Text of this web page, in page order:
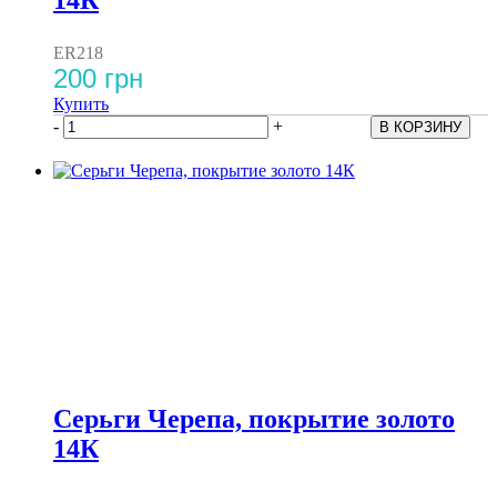
ER218
200 грн
Купить
-
+
Серьги Черепа, покрытие золото
14К